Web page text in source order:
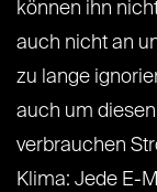
können ihn
auch nicht an
zu lange
auch um
verbrauchen
Klima: Jede E-